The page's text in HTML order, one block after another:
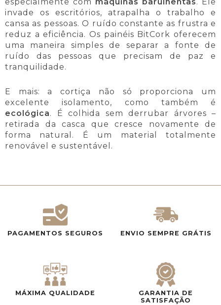
especialmente com máquinas barulhentas. Ele
invade os escritórios, atrapalha o trabalho e
cansa as pessoas. O ruído constante as frustra e
reduz a eficiência. Os painéis BitCork oferecem
uma maneira simples de separar a fonte de
ruído das pessoas que precisam de paz e
tranquilidade.
E mais: a cortiça não só proporciona um
excelente isolamento, como também é
ecológica. É colhida sem derrubar árvores –
retirada da casca que cresce novamente de
forma natural. É um material totalmente
renovável e sustentável.
PAGAMENTOS SEGUROS ENVIO SEMPRE GRÁTIS
MÁXIMA QUALIDADE
GARANTIA DE
SATISFAÇÃO